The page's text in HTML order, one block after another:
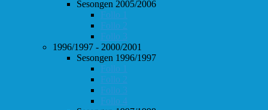
Sesongen 2005/2006
Follo 1
Follo 2
Follo 3
1996/1997 - 2000/2001
Sesongen 1996/1997
Follo 1
Follo 2
Follo 3
Follo 4